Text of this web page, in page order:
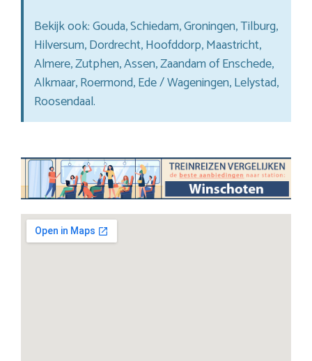
Bekijk ook: Gouda, Schiedam, Groningen, Tilburg,
Hilversum, Dordrecht, Hoofddorp, Maastricht,
Almere, Zutphen, Assen, Zaandam of Enschede,
Alkmaar, Roermond, Ede / Wageningen, Lelystad,
Roosendaal.